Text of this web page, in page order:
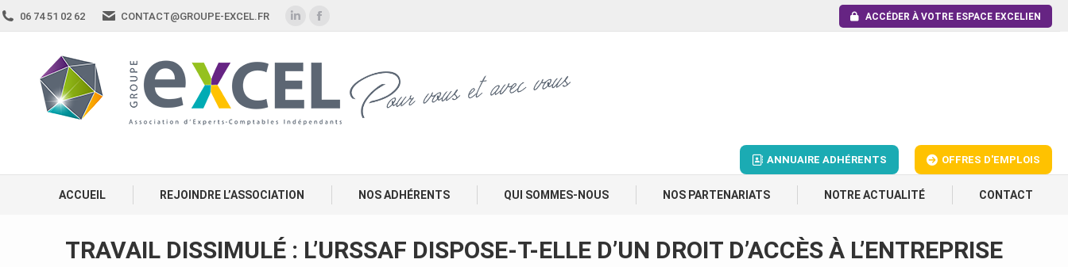
06 74 51 02 62 CONTACT@GROUPE-EXCEL.FR ACCÉDER À VOTRE ESPACE EXCELIEN
ANNUAIRE ADHÉRENTS OFFRES D'EMPLOIS
ACCUEIL REJOINDRE L’ASSOCIATION NOS ADHÉRENTS QUI SOMMES-NOUS NOS PARTENARIATS NOTRE ACTUALITÉ CONTACT
TRAVAIL DISSIMULÉ : L’URSSAF DISPOSE-T-ELLE D’UN DROIT D’ACCÈS À L’ENTREPRISE